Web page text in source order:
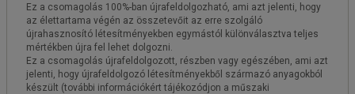
Ez a csomagolás 100%-ban újrafeldolgozható, ami azt jelenti, hogy
az élettartama végén az összetevőit az erre szolgáló
újrahasznosító létesítményekben egymástól különválasztva teljes
mértékben újra fel lehet dolgozni.
Ez a csomagolás újrafeldolgozott, részben vagy egészében, ami azt
jelenti, hogy újrafeldolgozó létesítményekből származó anyagokból
készült (további információkért tájékozódjon a műszaki